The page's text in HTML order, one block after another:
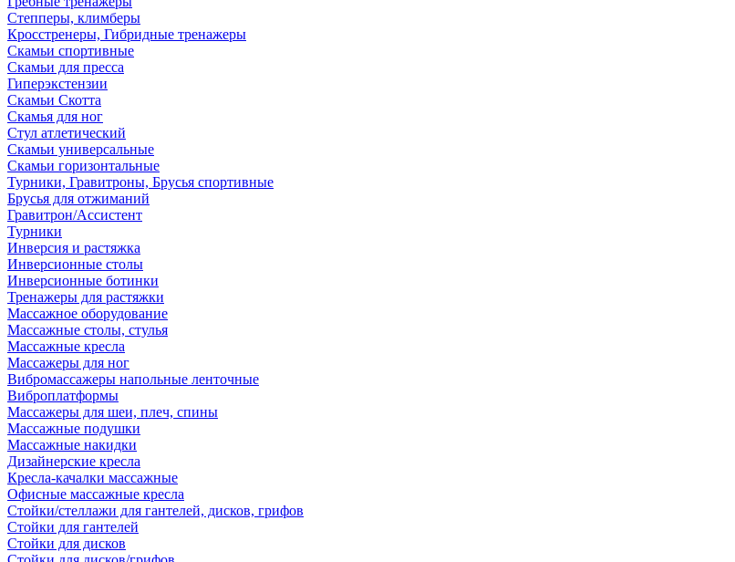
Степперы, климберы
Кросстренеры, Гибридные тренажеры
Скамьи спортивные
Скамьи для пресса
Гиперэкстензии
Скамьи Скотта
Скамья для ног
Стул атлетический
Скамьи универсальные
Скамьи горизонтальные
Турники, Гравитроны, Брусья спортивные
Брусья для отжиманий
Гравитрон/Ассистент
Турники
Инверсия и растяжка
Инверсионные столы
Инверсионные ботинки
Тренажеры для растяжки
Массажное оборудование
Массажные столы, стулья
Массажные кресла
Массажеры для ног
Вибромассажеры напольные ленточные
Виброплатформы
Массажеры для шеи, плеч, спины
Массажные подушки
Массажные накидки
Дизайнерские кресла
Кресла-качалки массажные
Офисные массажные кресла
Стойки/стеллажи для гантелей, дисков, грифов
Стойки для гантелей
Стойки для дисков